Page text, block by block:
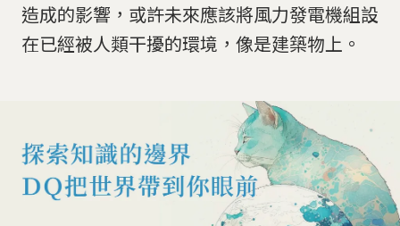
造成的影響，或許未來應該將風力發電機組設
在已經被人類干擾的環境，像是建築物上。